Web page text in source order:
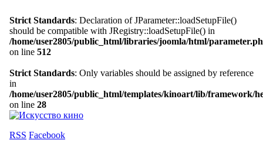
Strict Standards: Declaration of JParameter::loadSetupFile()
should be compatible with JRegistry::loadSetupFile() in
/home/user2805/public_html/libraries/joomla/html/
on line 512
Strict Standards: Only variables should be assigned by reference
in
/home/user2805/public_html/templates/kinoart/lib/framework/
on line 28
RSS Facebook